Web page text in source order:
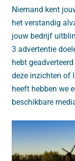
Niemand kent
het verstandig
jouw bedrijf
3 advertentie
hebt
deze inzichten of
heeft hebben we
beschikbare